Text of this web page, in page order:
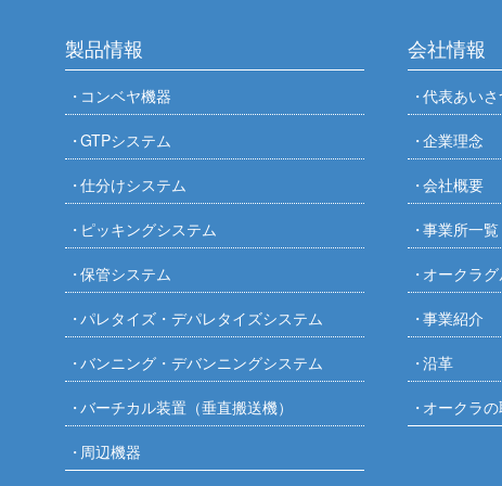
FBH（90W
FBG（90W）
ジャブコ
JHH （90W）
ヘッドドライ
JHG
（90W
ヘッドドライ
ジャブコ
JCB
カーブベルトタ
JCB製品ペ
FBN
上部水平タイプ
FBN製品ペ
FBY（90W）
ジャブコ
JXR
高速リジェク
イプ
ファイ
FBR （90W）
ローラエッジタ
FBR
強力ローラエッ
FHV製品ペー
ジャブコン
JHV
トラフベルトタ
VBL製品ペー
VLH製品ペー
ユニコンJr.
QLE
R500カーブユニ
ユニコンJr.
QL / ライン
QLY
30ﾟブランチユ
QLB
30ﾟ袖単体ユニ
QBK
傾斜ベルトコン
QBK製品ペー
クール
ユニコン
QHA
ベルト駆動ア
QHA製品ペ
VCS-Z製品ペ
バーチ
PV
パーフェクト
製）
SFX製品ペー
ステン
JF
グラビティタイプ
ラインドラ
る通路装置で
フリーカ
伸縮、カー
製品情報
コンベヤ機器
GTPシステム
仕分けシステム
ピッキングシステム
保管システム
パレタイズ・デパレタイズシステム
バンニング・デバンニングシステム
バーチカル装置（垂直搬送機）
周辺機器
会社情報
代表あいさ
企業理念
会社概要
事業所一覧
オークラ
事業紹介
沿革
オークラ